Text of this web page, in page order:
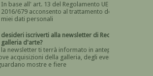
In base all' art. 13 del Regolamento UE n.
2016/679 acconsento al trattamento dei
miei dati personali
Devi dare il consenso
desideri iscriverti alla newsletter di Recta
galleria d'arte?
la newsletter ti terrà informato in anteprima
acquisizioni della galleria, degli eventi
mostre e fiere